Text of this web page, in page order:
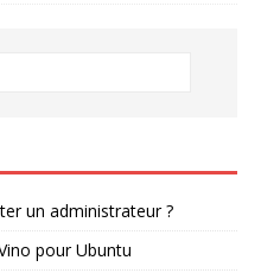
un administrateur ?
pour Ubuntu